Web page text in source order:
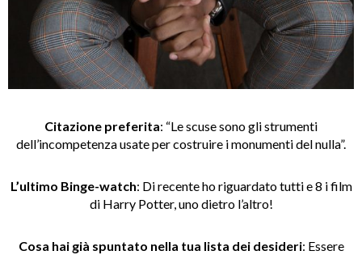
Citazione preferita: “Le scuse sono gli strumenti
dell’incompetenza usate per costruire i monumenti del nulla”.
L’ultimo Binge-watch: Di recente ho riguardato tutti e 8 i film
di Harry Potter, uno dietro l’altro!
Cosa hai già spuntato nella tua lista dei desideri: Essere